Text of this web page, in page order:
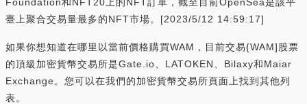
臺上聚合交易量最多的NFT市場。[2023/5/12 14:59:17]
如果你想知道在哪里以當前價格購買WAM，目前交易{WAM]股票
的頂級加密貨幣交易所是Gate.io、LATOKEN、Bilaxy和Maiar
Exchange。您可以在我們的加密貨幣交易所頁面上找到其他列
表。